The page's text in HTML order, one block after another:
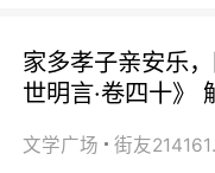
家多孝子亲安乐
世明言·卷四十》
文学广场